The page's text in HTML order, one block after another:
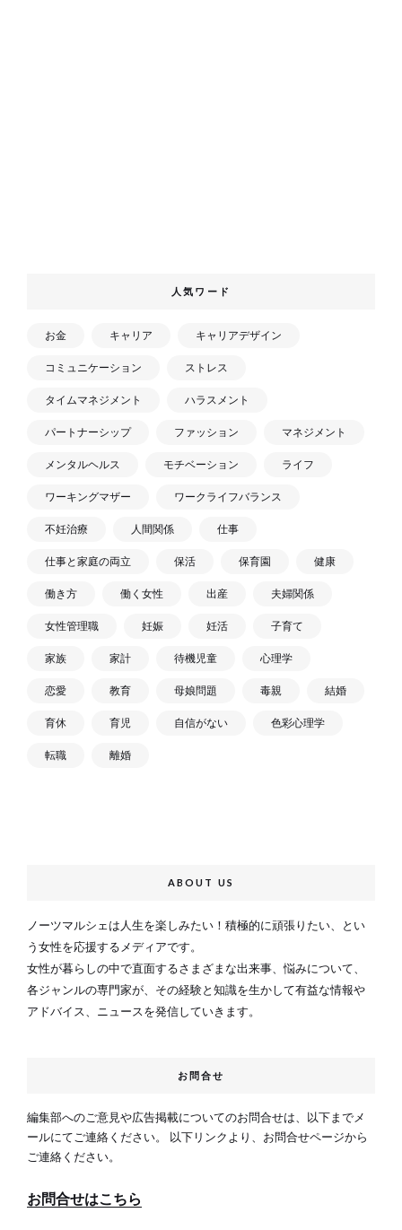
人気ワード
お金 キャリア キャリアデザイン
コミュニケーション ストレス
タイムマネジメント ハラスメント
パートナーシップ ファッション マネジメント
メンタルヘルス モチベーション ライフ
ワーキングマザー ワークライフバランス
不妊治療 人間関係 仕事
仕事と家庭の両立 保活 保育園 健康
働き方 働く女性 出産 夫婦関係
女性管理職 妊娠 妊活 子育て
家族 家計 待機児童 心理学
恋愛 教育 母娘問題 毒親 結婚
育休 育児 自信がない 色彩心理学
転職 離婚
ABOUT US
ノーツマルシェは人生を楽しみたい！積極的に頑張りたい、とい
う女性を応援するメディアです。
女性が暮らしの中で直面するさまざまな出来事、悩みについて、
各ジャンルの専門家が、その経験と知識を生かして有益な情報や
アドバイス、ニュースを発信していきます。
お問合せ
編集部へのご意見や広告掲載についてのお問合せは、以下までメ
ールにてご連絡ください。 以下リンクより、お問合せページから
ご連絡ください。
お問合せはこちら